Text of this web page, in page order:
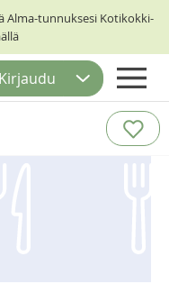
Alma-tunnuksesi Kotikokki-
Kirjaudu